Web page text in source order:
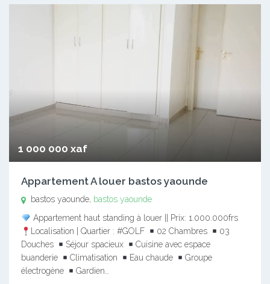
1 000 000 xaf
Appartement A louer bastos yaounde
bastos yaounde, bastos yaounde
Appartement haut standing à louer || Prix: 1.000.000frs
Localisation | Quartier : #GOLF
02 Chambres
03
Douches
Séjour spacieux
Cuisine avec espace
buanderie
Climatisation Eau chaude
Groupe
électrogène
Gardien…